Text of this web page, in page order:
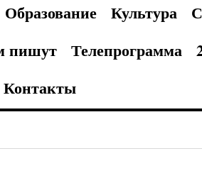
Образование Культура
пишут Телепрограмма
Контакты